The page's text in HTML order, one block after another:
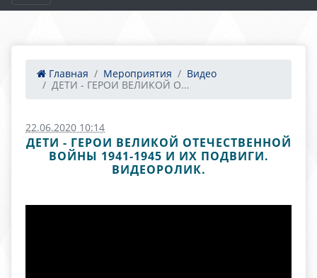
Главная Мероприятия
Видео
ДЕТИ - ГЕРОИ ВЕЛИКОЙ О...
22.06.2020 10:14
ДЕТИ - ГЕРОИ ВЕЛИКОЙ ОТЕЧЕСТВЕННОЙ
ВОЙНЫ 1941-1945 И ИХ ПОДВИГИ.
ВИДЕОРОЛИК.